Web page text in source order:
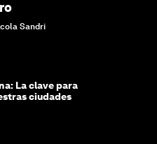
Sandri
La clave para
ciudades